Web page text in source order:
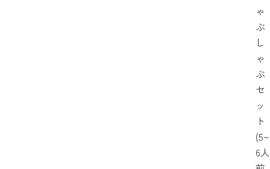
ゃ
ぶ
し
ゃ
ぶ
セ
ッ
ト
(5~
6人